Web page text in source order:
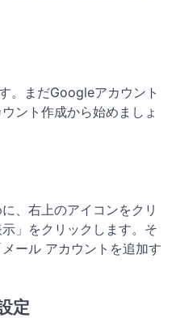
。まだGoogleアカウント
ント作成から始めましょ
、右上のアイコンをクリ
」をクリックします。そ
ール アカウントを追加す
定